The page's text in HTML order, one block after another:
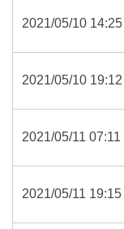
2021/05/10 14:25
2021/05/10 19:12
2021/05/11 07:11
2021/05/11 19:15